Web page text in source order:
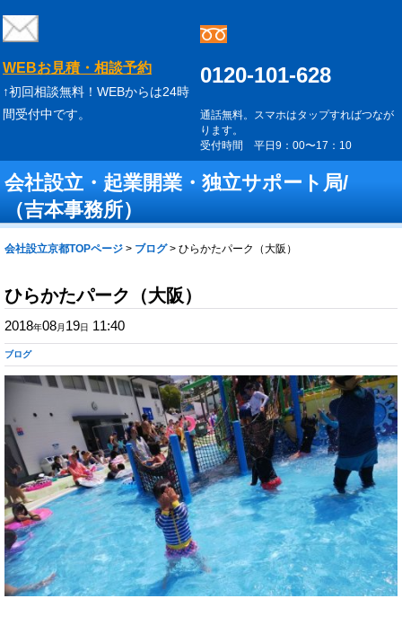
WEBお見積・相談予約
↑初回相談無料！WEBからは24時
間受付中です。
0120-101-628
通話無料。スマホはタップすればつなが
ります。
受付時間 平日9：00〜17：10
会社設立・起業開業・独立サポート局/
（吉本事務所）
会社設立京都TOPページ > ブログ > ひらかたパーク（大阪）
ひらかたパーク（大阪）
2018年08月 19日 11:40
ブログ